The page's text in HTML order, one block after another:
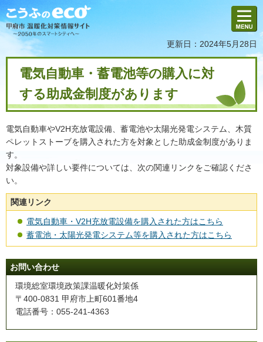
メニュ
ー
更新日：2024年5月28日
電気自動車・蓄電池等の購入に対
する助成金制度があります
電気自動車やV2H充放電設備、蓄電池や太陽光発電システム、木質
ペレットストーブを購入された方を対象とした助成金制度がありま
す。
対象設備や詳しい要件については、次の関連リンクをご確認くださ
い。
関連リンク
電気自動車・V2H充放電設備を購入された方はこちら
蓄電池・太陽光発電システム等を購入された方はこちら
お問い合わせ
環境総室環境政策課温暖化対策係
〒400-0831 甲府市上町601番地4
電話番号：055-241-4363